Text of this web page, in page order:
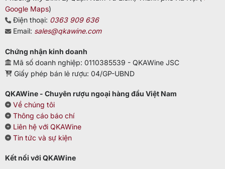
Google Maps)
Điện thoại: 0363 909 636
Email: sales@qkawine.com
Chứng nhận kinh doanh
Mã số doanh nghiệp: 0110385539 - QKAWine JSC
Giấy phép bán lẻ rượu: 04/GP-UBND
QKAWine - Chuyên rượu ngoại hàng đầu Việt Nam
Về chúng tôi
Thông cáo báo chí
Liên hệ với QKAWine
Tin tức và sự kiện
Kết nối với QKAWine